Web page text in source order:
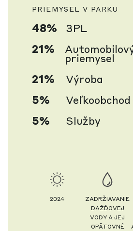
PRIEMYSEL V PARKU
48%
3PL
21%
priemysel
21%
Výroba
5%
Veľkoobchod
5%
Služby
2024
ZADRŽIAVANIE
DAŽĎOVEJ
VODY A JEJ
OPÄTOVNÉ